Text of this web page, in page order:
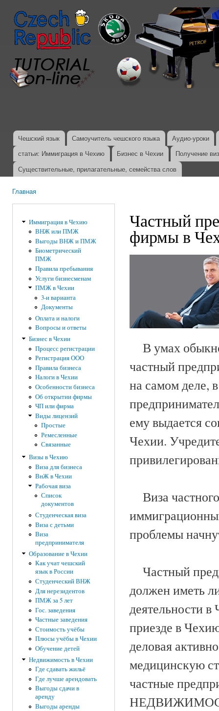
Главное меню
Чешский язык Самоучитель чешского языка
Аудио-уроки
статьи: Иммиграция в Чехию
Бизнес в Чехии
Получение
Существительные, прилагательные, семейства слов
Главная
Иммиграция в Чехию
ВНЖ или ПМЖ
Выгоды ВНЖ и ПМЖ
Биометрический
ПМЖ
Правила пребывания
Услуги бизнесменам
ПМЖ в Чехии
3-и варианта
Документы
Оплата и налоги
Вопросы и ответы
Бизнес в Чехии
Процесс регистрации
Регистрация ООО
Правила бизнеса
Налоги в Чехии
Особенности бизнеса
Об открытии фирмы
ЧП или фирма
Виды лицензий
Простые
Ремесленные
Связанные
Визы в Чехию
Виза для бизнеса
ВнЖ в Чехии
Рабочая виза
Список
документов
Студенческая виза
Виза с детьми
Виза
предпринимателя
Образование в Чехии
Как учат чешский
язык в России
Студенческий ВНЖ
Для нерезидентов
ПМЖ за 5 лет
Гос. заведения
Частные заведения
Стоимость учёбы
Плюсы учёбы в Чехии
Обучение детей
Недвижимость в Чехии
Где сдавать жильё
Где лучше арендовать
Выгоды сдачи в
аренду
Выгоды аренды
Частный
фирмы в
В умах
частный
на самом деле,
ему выдается
Чехии.
Виза
проблемы
Частный
должен иметь
деятельности в
приезде в
деловая
медицинскую
частные